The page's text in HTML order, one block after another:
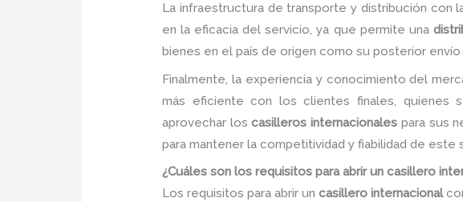
La infraestructura de transporte y distribución
en la eficacia del servicio, ya que permite una
bienes en el país de origen como su posterior envío
Finalmente, la experiencia y conocimiento del
más eficiente con los clientes finales, quienes
aprovechar loscasilleros internacionales para sus
para mantener la competitividad y fiabilidad de
¿Cuáles son los requisitos para abrir un casillero
Los requisitos para abrir uncasillero internacional